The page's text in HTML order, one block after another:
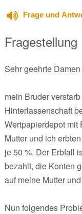
Frage und
Fragestellung
Sehr geehrte
mein Bruder
Hinterlassenschaft
Wertpapierdepot
Mutter und ich
je 50 %. Der Erbfall
bezahlt, die Konten
auf meine Mutter
Nun folgendes